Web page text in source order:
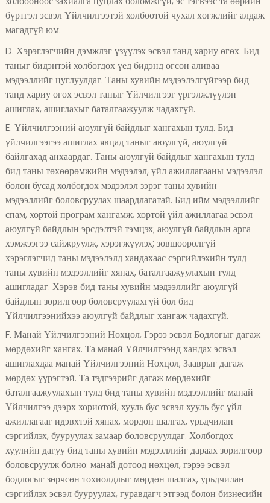
бүртгэл эсвэл Үйлчилгээтэй холбоотой чухал хөгжлийг алдаж
магадгүй юм.
D. Хэрэглэгчийн дэмжлэг үзүүлэх эсвэл танд хариу өгөх. Бид
таныг бидэнтэй холбогдох үед бидэнд өгсөн аливаа
мэдээллийг цуглуулдаг. Таны хувийн мэдээлэлгүйгээр бид
танд хариу өгөх эсвэл таныг Үйлчилгээг үргэлжлүүлэн
ашиглах, ашиглахыг баталгаажуулж чадахгүй.
E. Үйлчилгээний аюулгүй байдлыг хангахын тулд. Бид
үйлчилгээгээ ашиглах явцад таныг аюулгүй, аюулгүй
байлгахад анхаардаг. Таны аюулгүй байдлыг хангахын тулд
бид таны төхөөрөмжийн мэдээлэл, үйл ажиллагааны мэдээлэл
болон бусад холбогдох мэдээлэл зэрэг таны хувийн
мэдээллийг боловсруулах шаардлагатай. Бид ийм мэдээллийг
спам, хортой програм хангамж, хортой үйл ажиллагаа эсвэл
аюулгүй байдлын эрсдэлтэй тэмцэх; аюулгүй байдлын арга
хэмжээгээ сайжруулж, хэрэгжүүлэх; зөвшөөрөлгүй
хэрэглэгчид таны мэдээлэлд хандахаас сэргийлэхийн тулд
таны хувийн мэдээллийг хянах, баталгаажуулахын тулд
ашигладаг. Хэрэв бид таны хувийн мэдээллийг аюулгүй
байдлын зорилгоор боловсруулахгүй бол бид
Үйлчилгээнийхээ аюулгүй байдлыг хангаж чадахгүй.
F. Манай Үйлчилгээний Нөхцөл, Гэрээ эсвэл Бодлогыг дагаж
мөрдөхийг хангах. Та манай Үйлчилгээнд хандах эсвэл
ашиглахдаа манай Үйлчилгээний Нөхцөл, Зааврыг дагаж
мөрдөх үүрэгтэй. Та тэдгээрийг дагаж мөрдөхийг
баталгаажуулахын тулд бид таны хувийн мэдээллийг манай
Үйлчилгээ дээрх хориотой, хууль бус эсвэл хууль бус үйл
ажиллагааг идэвхтэй хянах, мөрдөн шалгах, урьдчилан
сэргийлэх, бууруулах замаар боловсруулдаг. Холбогдох
хуулийн дагуу бид таны хувийн мэдээллийг дараах зорилгоор
боловсруулж болно: манай дотоод нөхцөл, гэрээ эсвэл
бодлогыг зөрчсөн тохиолдлыг мөрдөн шалгах, урьдчилан
сэргийлэх эсвэл бууруулах, гуравдагч этгээд болон бизнесийн